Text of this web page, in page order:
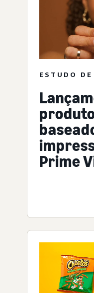
ESTUDO DE
Prime